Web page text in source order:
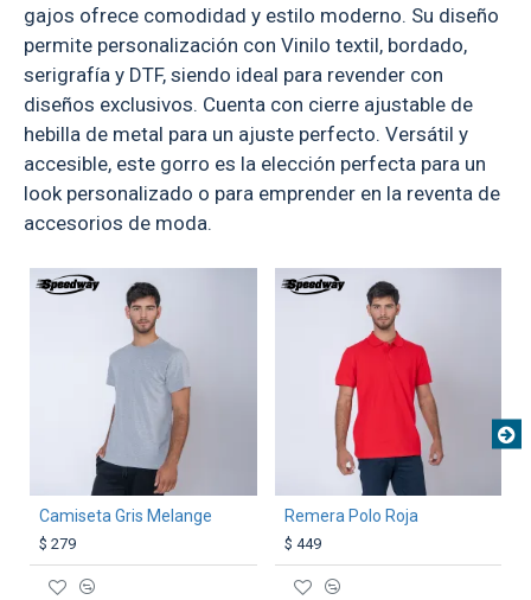
gajos ofrece comodidad y estilo moderno. Su diseño
permite personalización con Vinilo textil, bordado,
serigrafía y DTF, siendo ideal para revender con
diseños exclusivos. Cuenta con cierre ajustable de
hebilla de metal para un ajuste perfecto. Versátil y
accesible, este gorro es la elección perfecta para un
look personalizado o para emprender en la reventa de
accesorios de moda.
TEXTTRANSPARENTE
Camiseta Gris Melange
$ 279
TEXTTRANSPARENTE
Remera Polo Roja
$ 449